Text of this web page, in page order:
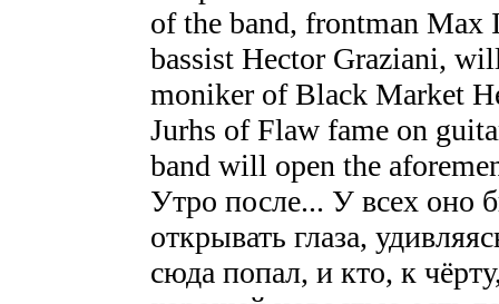
of the band, frontman
bassist Hector Graziani,
moniker of Black Market
Jurhs of Flaw fame on
band will open the
Утро после... У всех оно
открывать глаза,
сюда попал, и кто, к